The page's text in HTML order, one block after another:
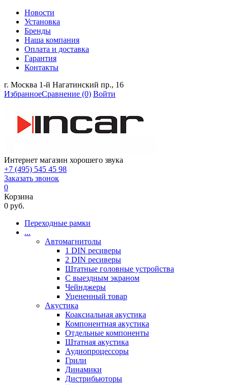
Новости
Установка
Бренды
Наша компания
Оплата и доставка
Гарантия
Контакты
г. Москва 1-й Нагатинский пр., 16
ИзбранноеСравнение (0) Войти
Интернет магазин хорошего звука
+7 (495) 545 45 98
Заказать звонок
0
Корзина
0 руб.
Переходные рамки
...
Автомагнитолы
1 DIN ресиверы
2 DIN ресиверы
Штатные головные устройства
С выездным экраном
Чейнджеры
Уцененный товар
Акустика
Коаксиальная акустика
Компонентная акустика
Отдельные компоненты
Штатная акустика
Аудиопроцессоры
Грили
Динамики
Дистрибьюторы